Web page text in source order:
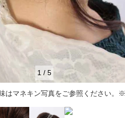
間違いな
レスはこれ
)
点）
1 / 5
はマネキン写真をご参照ください。※